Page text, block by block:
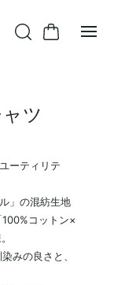
ツ
ーティリテ
」の混紡生地
コットン×
みの良さと、